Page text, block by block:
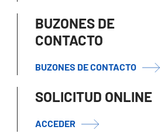
BUZONES DE
CONTACTO
BUZONES DE CONTACTO
SOLICITUD ONLINE
ACCEDER